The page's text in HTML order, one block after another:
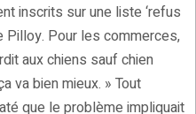
inscrits sur une liste ‘refus
Pilloy. Pour les commerces,
aux chiens sauf chien
va bien mieux. » Tout
que le problème impliquait